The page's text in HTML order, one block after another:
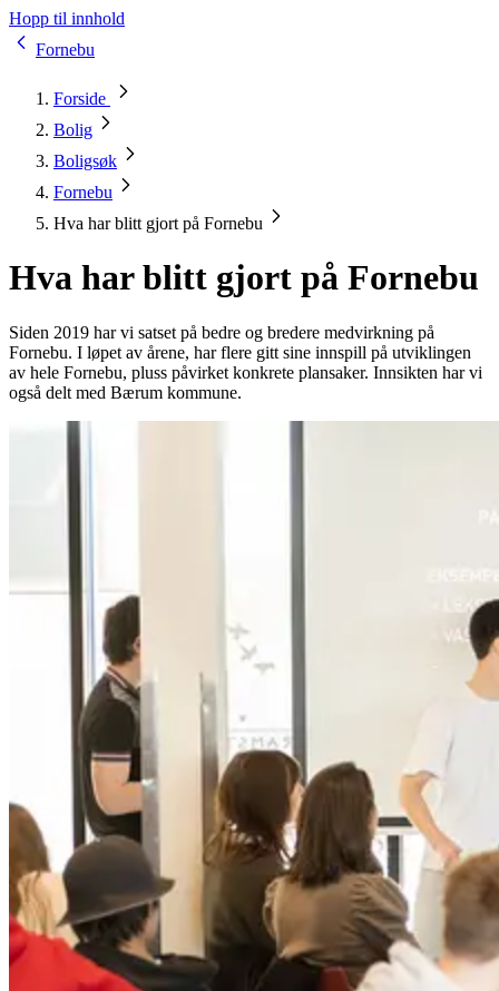
Hopp til innhold
Fornebu
Forside
Bolig
Boligsøk
Fornebu
Hva har blitt gjort på Fornebu
Hva har blitt gjort på Fornebu
Siden 2019 har vi satset på bedre og bredere medvirkning på
Fornebu. I løpet av årene, har flere gitt sine innspill på utviklingen
av hele Fornebu, pluss påvirket konkrete plansaker. Innsikten har vi
også delt med Bærum kommune.